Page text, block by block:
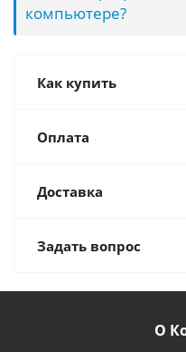
компьютере?
Как купить
Оплата
Доставка
Задать вопрос
О